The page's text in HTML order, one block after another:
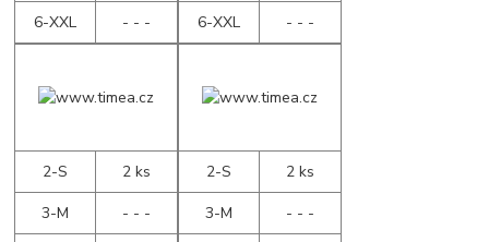
6-XXL
- - -
6-XXL
- - -
2-S
2 ks
3-M
- - -
2-S
2 ks
3-M
- - -